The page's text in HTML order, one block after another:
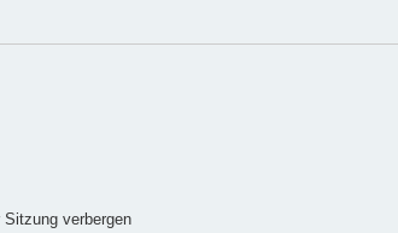
Sitzung verbergen